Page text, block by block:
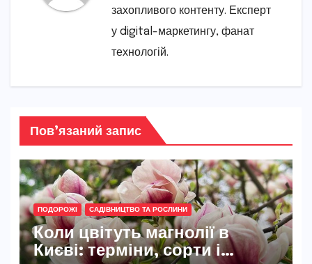
захопливого контенту. Експерт
у digital-маркетингу, фанат
технологій.
Пов’язаний запис
ПОДОРОЖІ САДІВНИЦТВО ТА РОСЛИНИ
Коли цвітуть магнолії в
Києві: терміни, сорти і